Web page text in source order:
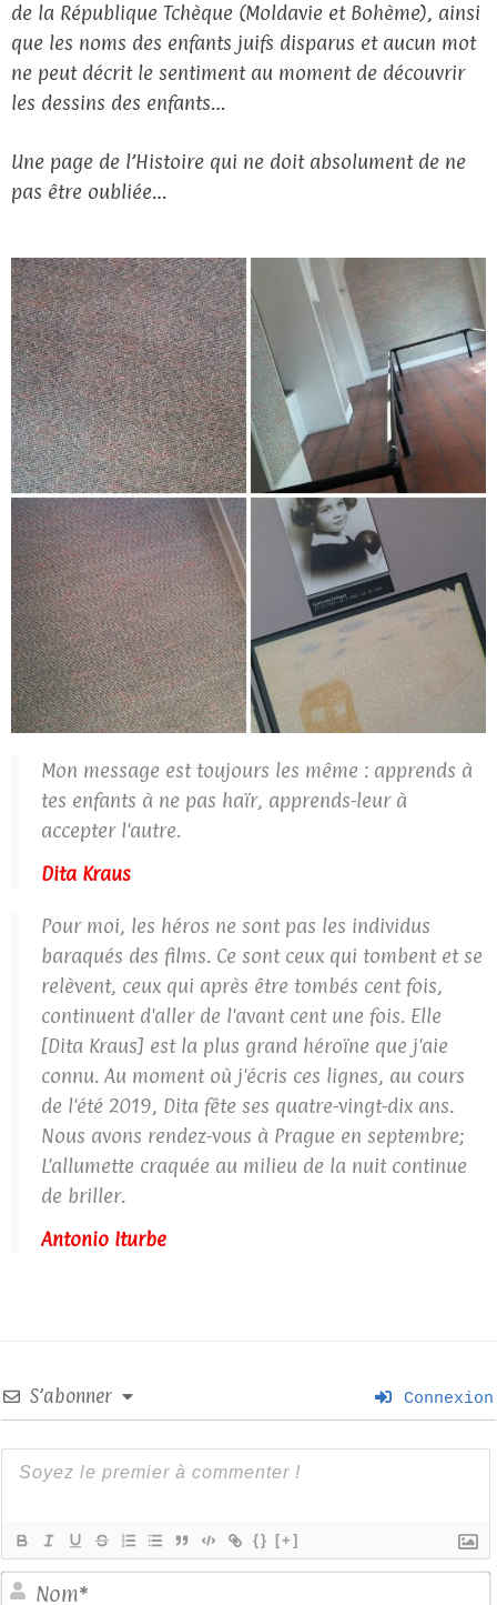
de la République Tchèque (Moldavie et Bohème), ainsi
que les noms des enfants juifs disparus et aucun mot
ne peut décrit le sentiment au moment de découvrir
les dessins des enfants…
Une page de l’Histoire qui ne doit absolument de ne
pas être oubliée…
Mon message est toujours les même : apprends à
tes enfants à ne pas haïr, apprends-leur à
accepter l'autre.
Dita Kraus
Pour moi, les héros ne sont pas les individus
baraqués des films. Ce sont ceux qui tombent et se
relèvent, ceux qui après être tombés cent fois,
continuent d'aller de l'avant cent une fois. Elle
[Dita Kraus] est la plus grand héroïne que j'aie
connu. Au moment où j'écris ces lignes, au cours
de l'été 2019, Dita fête ses quatre-vingt-dix ans.
Nous avons rendez-vous à Prague en septembre;
L'allumette craquée au milieu de la nuit continue
de briller.
Antonio Iturbe
S’abonner Connexion
{} [+]